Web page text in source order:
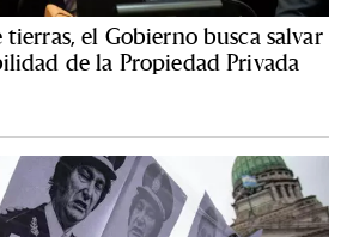
el Gobierno busca salvar
de la Propiedad Privada